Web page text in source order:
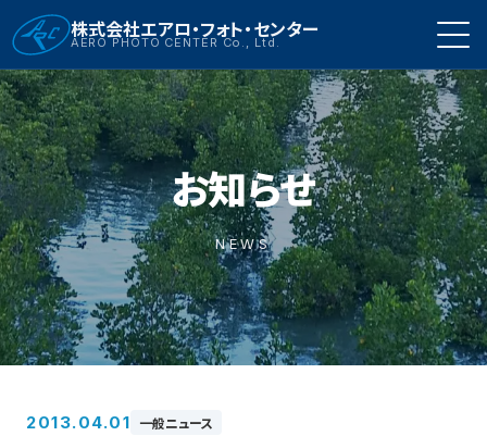
株式会社エアロ・フォト・センター
AERO PHOTO CENTER Co., Ltd.
NEWS
お知らせ
2013.04.01 一般ニュース